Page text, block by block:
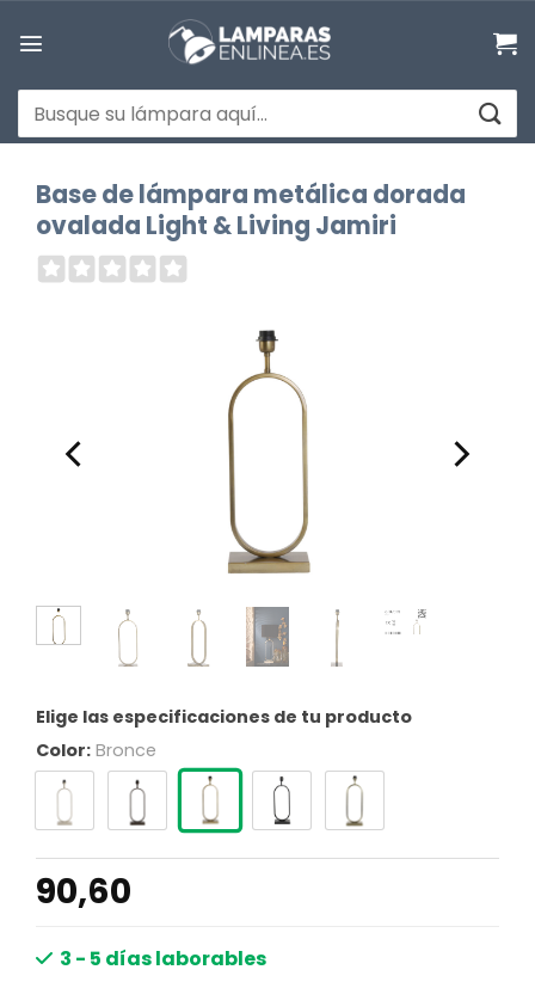
Buscar
por:
Base de lámpara metálica dorada
ovalada Light & Living Jamiri
Elige las especificaciones de tu producto
Color: Bronce
90,60
3 - 5 días laborables